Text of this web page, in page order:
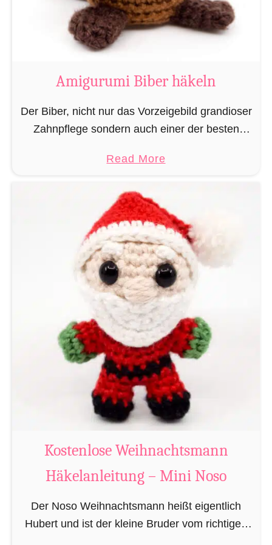
i
h
ä
k
l
Amigurumi Biber häkeln
Der Biber, nicht nur das Vorzeigebild grandioser
Zahnpflege sondern auch einer der besten
können braucht man Baumaterial und auch in
Read Morea
u
t
A
m
i
g
u
r
u
m
i
B
i
e
r
ä
k
Kostenlose Weihnachtsmann
Häkelanleitung – Mini Noso
Der Noso Weihnachtsmann heißt eigentlich
Hubert und ist der kleine Bruder vom richtigen